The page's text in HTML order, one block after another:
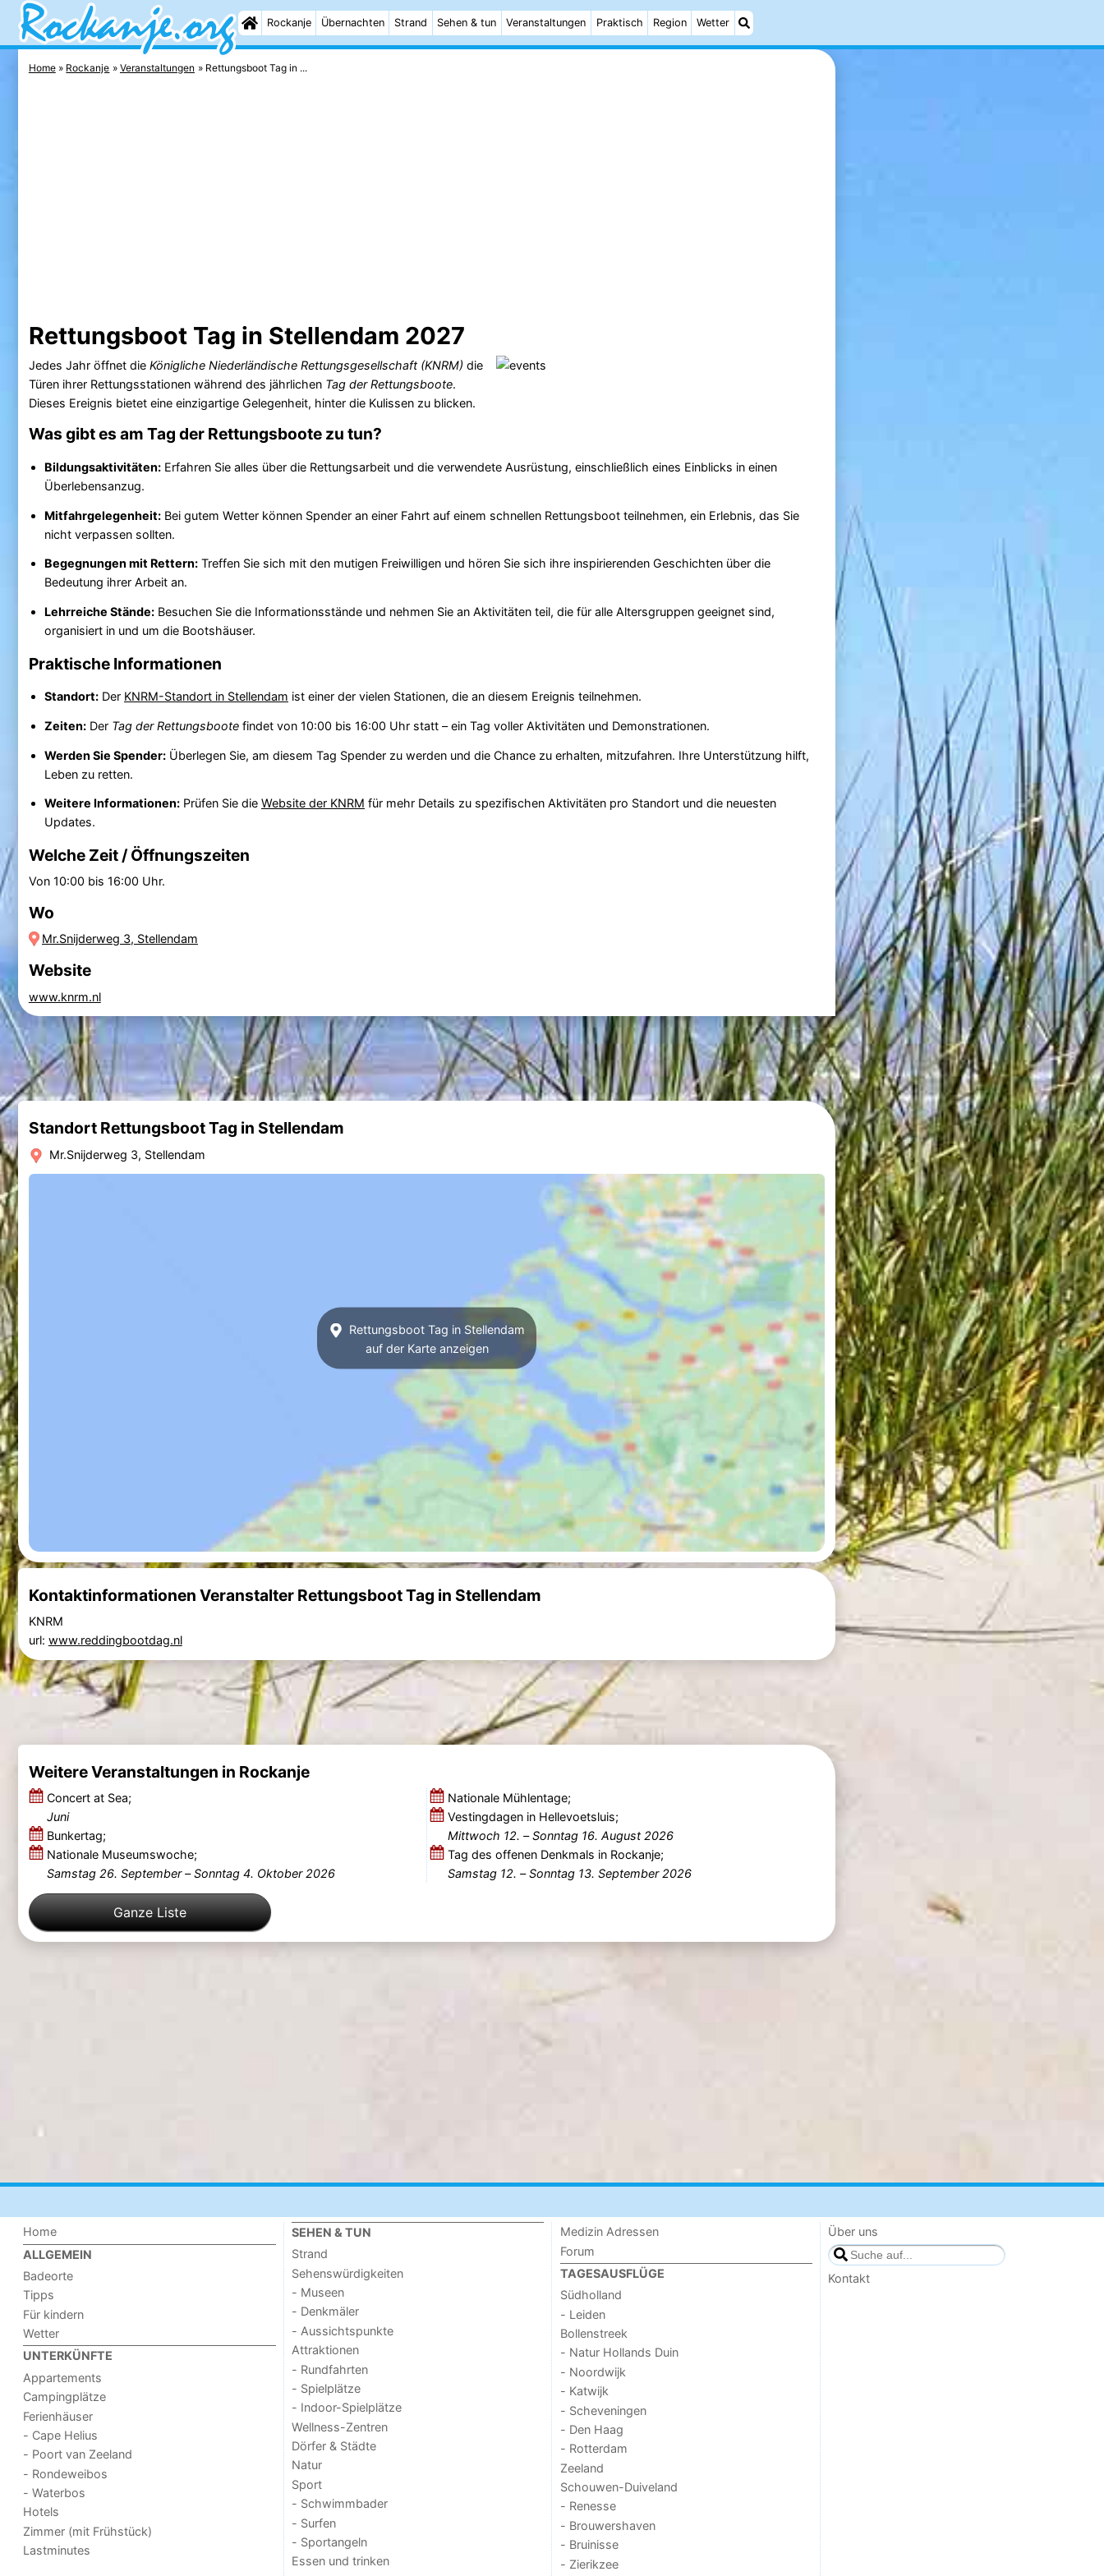
Rockanje Übernachten Strand Sehen & tun Veranstaltungen Praktisch Region Wetter
Home Rockanje Veranstaltungen Rettungsboot Tag in ...
Rettungsboot Tag in Stellendam 2027
Jedes Jahr öffnet die Königliche Niederländische Rettungsgesellschaft (KNRM) die
Türen ihrer Rettungsstationen während des jährlichen Tag der Rettungsboote.
Dieses Ereignis bietet eine einzigartige Gelegenheit, hinter die Kulissen zu blicken.
Was gibt es am Tag der Rettungsboote zu tun?
Bildungsaktivitäten:Erfahren Sie alles über die Rettungsarbeit und die verwendete Ausrüstung, einschließlich eines Einblicks in einen
Überlebensanzug.
Mitfahrgelegenheit:Bei gutem Wetter können Spender an einer Fahrt auf einem schnellen Rettungsboot teilnehmen, ein Erlebnis, das Sie
nicht verpassen sollten.
Begegnungen mit Rettern:Treffen Sie sich mit den mutigen Freiwilligen und hören Sie sich ihre inspirierenden Geschichten über die
Bedeutung ihrer Arbeit an.
Lehrreiche Stände:Besuchen Sie die Informationsstände und nehmen Sie an Aktivitäten teil, die für alle Altersgruppen geeignet sind,
organisiert in und um die Bootshäuser.
Praktische Informationen
Standort:Der KNRM-Standort in Stellendam ist einer der vielen Stationen, die an diesem Ereignis teilnehmen.
Zeiten:Der Tag der Rettungsbootefindet von 10:00 bis 16:00 Uhr statt – ein Tag voller Aktivitäten und Demonstrationen.
Werden Sie Spender:Überlegen Sie, am diesem Tag Spender zu werden und die Chance zu erhalten, mitzufahren. Ihre Unterstützung hilft,
Leben zu retten.
Weitere Informationen:Prüfen Sie die Website der KNRM für mehr Details zu spezifischen Aktivitäten pro Standort und die neuesten
Updates.
Welche Zeit / Öffnungszeiten
Von 10:00 bis 16:00 Uhr.
Wo
Mr.Snijderweg 3, Stellendam
Website
www.knrm.nl
Standort Rettungsboot Tag in Stellendam
Mr.Snijderweg 3, Stellendam
Rettungsboot Tag in Stellendam
auf der Karte anzeigen
Kontaktinformationen Veranstalter Rettungsboot Tag in Stellendam
KNRM
url: www.reddingbootdag.nl
Weitere Veranstaltungen in Rockanje
Concert at Sea;
Juni
Bunkertag;
Nationale Museumswoche;
Samstag 26. September– Sonntag 4. Oktober 2026
Nationale Mühlentage;
Vestingdagen in Hellevoetsluis;
Mittwoch 12. –Sonntag 16. August 2026
Tag des offenen Denkmals in Rockanje;
Samstag 12. –Sonntag 13. September 2026
Ganze Liste
Home
ALLGEMEIN
Badeorte
Tipps
Für kindern
Wetter
UNTERKÜNFTE
Appartements
Campingplätze
Ferienhäuser
- Cape Helius
- Poort van Zeeland
- Rondeweibos
- Waterbos
Hotels
Zimmer (mit Frühstück)
Lastminutes
SEHEN & TUN
Strand
Sehenswürdigkeiten
- Museen
- Denkmäler
- Aussichtspunkte
Attraktionen
- Rundfahrten
- Spielplätze
- Indoor-Spielplätze
Wellness-Zentren
Dörfer & Städte
Natur
Sport
- Schwimmbader
- Surfen
- Sportangeln
Essen und trinken
Medizin Adressen
Forum
TAGESAUSFLÜGE
Südholland
- Leiden
Bollenstreek
- Natur Hollands Duin
- Noordwijk
- Katwijk
- Scheveningen
- Den Haag
- Rotterdam
Zeeland
Schouwen-Duiveland
- Renesse
- Brouwershaven
- Bruinisse
- Zierikzee
Über uns
Kontakt